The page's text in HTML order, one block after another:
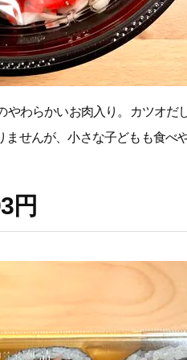
わらかいお肉入り。カツオだ
せんが、小さな子どもも食べや
円